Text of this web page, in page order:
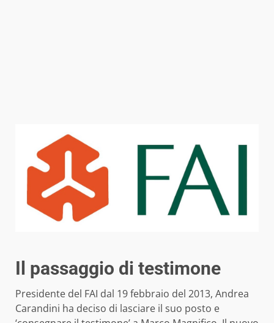
Il passaggio di testimone
Presidente del FAI dal 19 febbraio del 2013, Andrea
Carandini ha deciso di lasciare il suo posto e